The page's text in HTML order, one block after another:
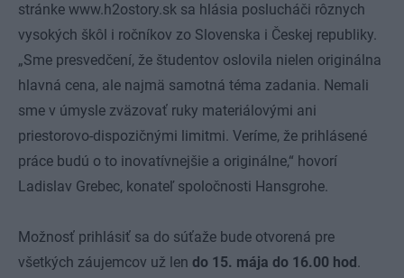
stránke www.h2ostory.sk sa hlásia poslucháči rôznych
vysokých škôl i ročníkov zo Slovenska i Českej republiky.
„Sme presvedčení, že študentov oslovila nielen originálna
hlavná cena, ale najmä samotná téma zadania. Nemali
sme v úmysle zväzovať ruky materiálovými ani
priestorovo-dispozičnými limitmi. Veríme, že prihlásené
práce budú o to inovatívnejšie a originálne,“ hovorí
Ladislav Grebec, konateľ spoločnosti Hansgrohe.
Možnosť prihlásiť sa do súťaže bude otvorená pre
všetkých záujemcov už len do 15. mája do 16.00 hod.